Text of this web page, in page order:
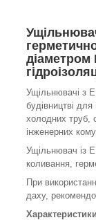
діаметром
Ущільнювачі з
будівництві
холодних труб,
інженерних
Ущільнювач із
коливання,
При
даху,